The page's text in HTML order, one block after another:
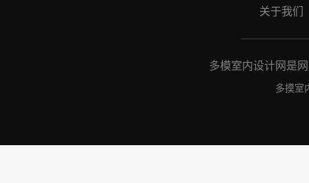
关于我们
多模室内设计网是
多摸室